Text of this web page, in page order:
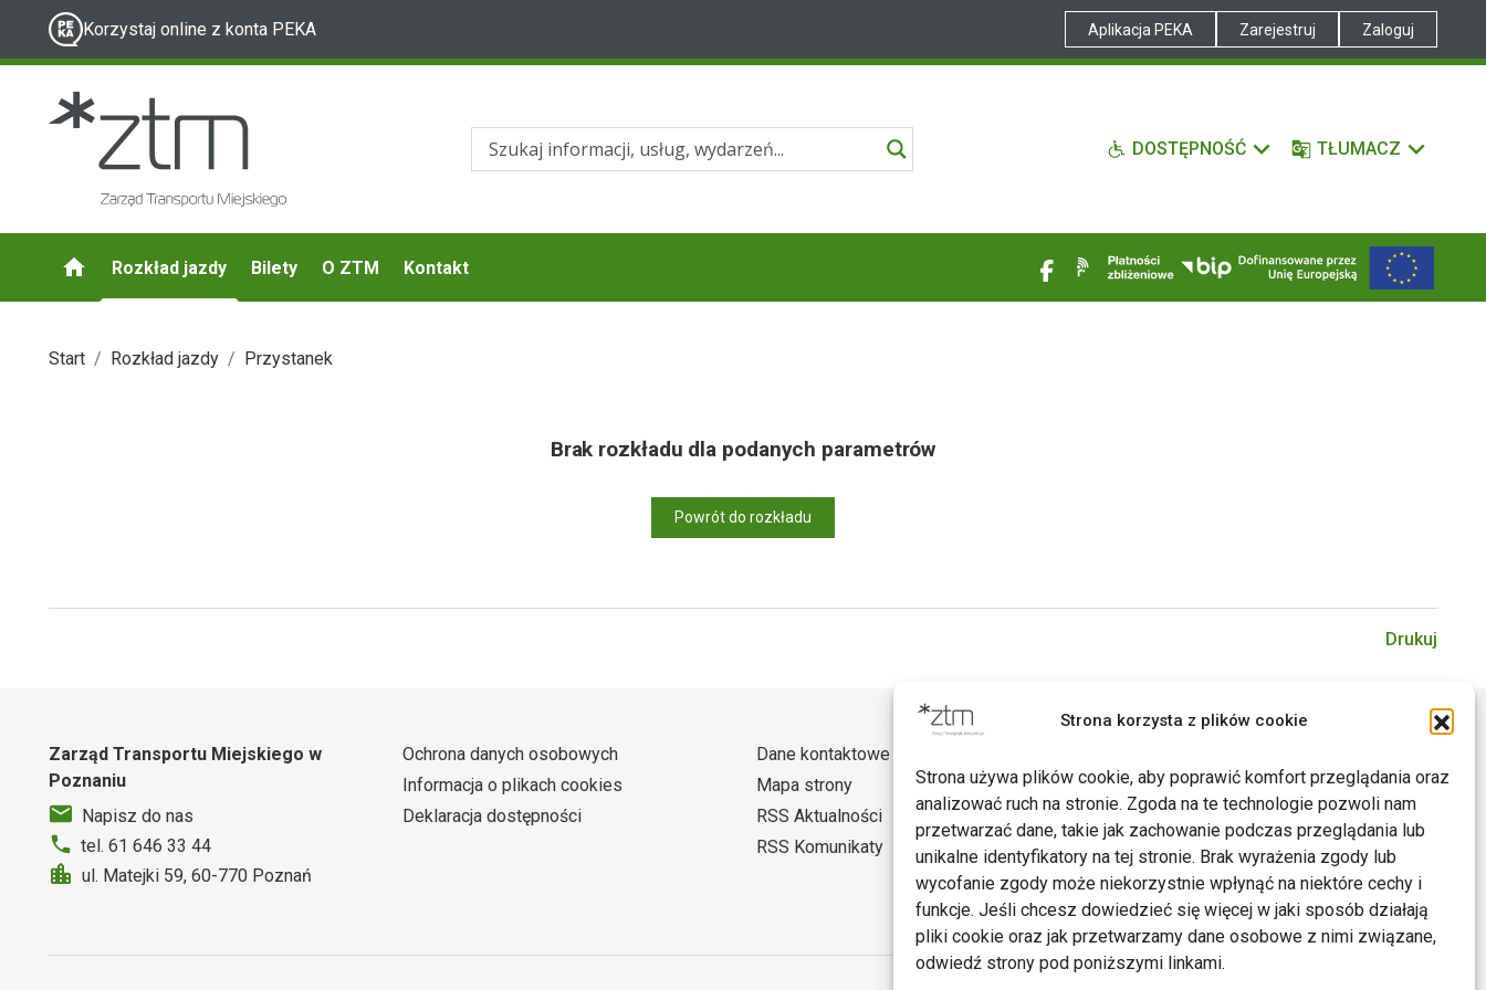
Strona korzysta z plików cookie
Strona używa plików cookie, aby poprawić komfort przeglądania oraz
analizować ruch na stronie. Zgoda na te technologie pozwoli nam
przetwarzać dane, takie jak zachowanie podczas przeglądania lub
unikalne identyfikatory na tej stronie. Brak wyrażenia zgody lub
wycofanie zgody może niekorzystnie wpłynąć na niektóre cechy i
funkcje. Jeśli chcesz dowiedzieć się więcej w jaki sposób działają
pliki cookie oraz jak przetwarzamy dane osobowe z nimi związane,
odwiedź strony pod poniższymi linkami.
Korzystaj online z konta PEKA Aplikacja PEKA Zarejestruj Zaloguj
DOSTĘPNOŚĆ TŁUMACZ
Rozkład jazdy Bilety O ZTM Kontakt
Start Rozkład jazdy Przystanek
Brak rozkładu dla podanych parametrów
Powrót do rozkładu
Drukuj
Zarząd Transportu Miejskiego w
Poznaniu
Napisz do nas
tel. 61 646 33 44
ul. Matejki 59, 60-770 Poznań
Ochrona danych osobowych
Informacja o plikach cookies
Deklaracja dostępności
Dane kontaktowe
Mapa strony
RSS Aktualności
RSS Komunikaty